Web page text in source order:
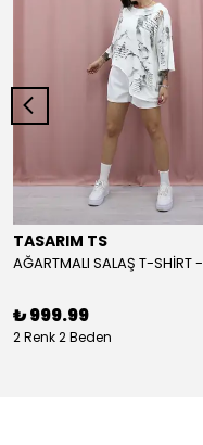
TASARIM TS
₺ 999.99
2 Renk 2 Beden